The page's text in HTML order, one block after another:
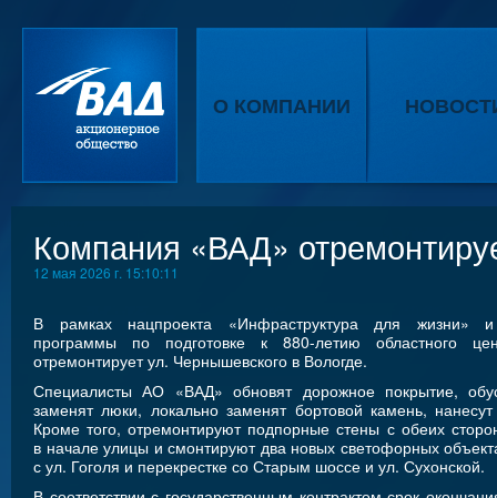
О КОМПАНИИ
Компания «ВАД»
12 мая 2026 г. 15:10:11
В рамках нацпроекта «Инфраструктура для жизни» и
программы по подготовке к 880-летию областного
отремонтирует ул. Чернышевского в Вологде.
Специалисты АО «ВАД» обновят дорожное покрытие,
заменят люки, локально заменят бортовой камень,
Кроме того, отремонтируют подпорные стены с обеих
в начале улицы и смонтируют два новых светофорных
с ул. Гоголя и перекрестке со Старым шоссе и ул. Сухонской.